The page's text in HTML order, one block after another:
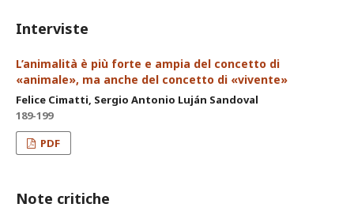
Interviste
L’animalità è più forte e ampia del concetto di
«animale», ma anche del concetto di «vivente»
Felice Cimatti, Sergio Antonio Luján Sandoval
189-199
PDF
Note critiche